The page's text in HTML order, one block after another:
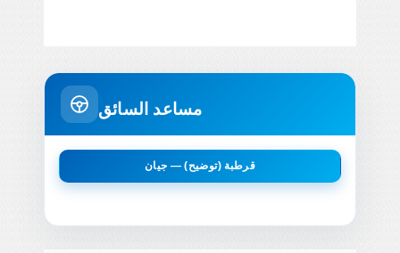
مساعد السائق
قرطبة (توضيح) — جيان